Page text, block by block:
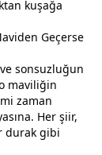
kuşağa
Geçerse
sonsuzluğun
maviliğin
zaman
Her şiir,
durak gibi